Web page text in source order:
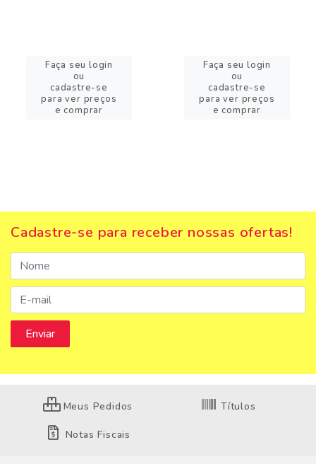
Faça seu login
ou
cadastre-se
para ver preços
e comprar
Faça seu login
ou
cadastre-se
para ver preços
e comprar
Cadastre-se para receber nossas ofertas!
Meus Pedidos Títulos
Notas Fiscais